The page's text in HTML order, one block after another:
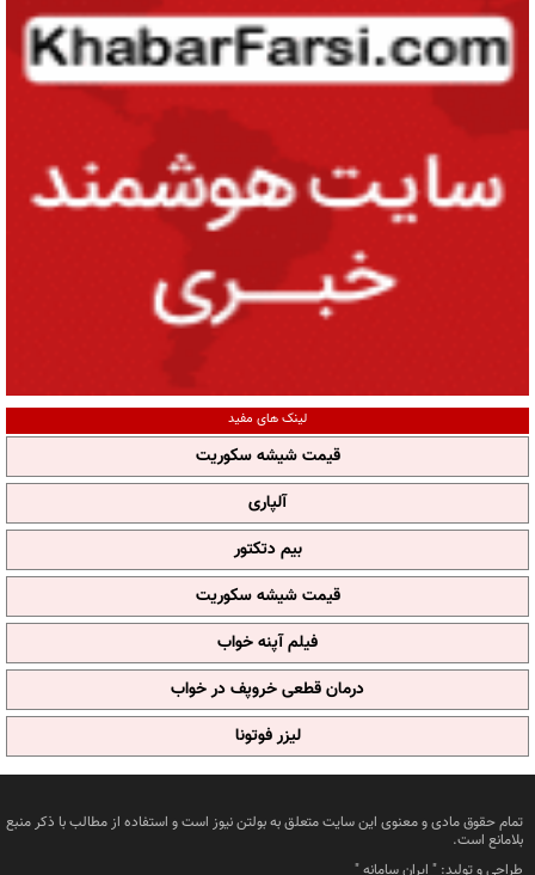
لینک های مفید
قیمت شیشه سکوریت
آلپاری
بیم دتکتور
قیمت شیشه سکوریت
فیلم آپنه خواب
درمان قطعی خروپف در خواب
لیزر فوتونا
تمام حقوق مادی و معنوی این سایت متعلق به بولتن نیوز است و استفاده از مطالب با ذکر منبع
بلامانع است.
طراحی و تولید: " ایران سامانه"